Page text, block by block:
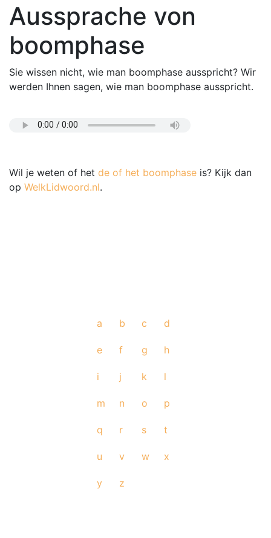
Aussprache von
boomphase
Sie wissen nicht, wie man boomphase ausspricht? Wir
werden Ihnen sagen, wie man boomphase ausspricht.
Wil je weten of het de of het boomphase is? Kijk dan
op WelkLidwoord.nl.
a b c d
e f g h
i j k l
m n o p
q r s t
u v w x
y z